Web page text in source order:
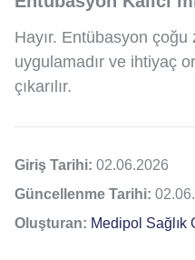
Hayır. Entübasyon
uygulamadır ve ihtiyaç
çıkarılır.
Giriş Tarihi: 02.06.2026
Güncellenme Tarihi:
Oluşturan: Medipol Sağlık